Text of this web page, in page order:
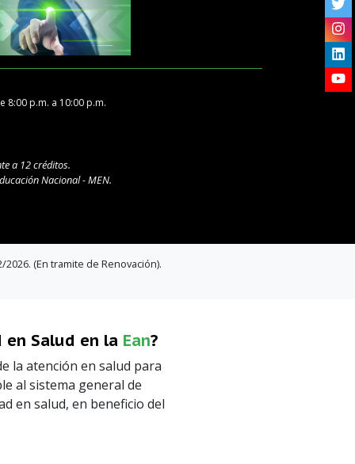
8:00 p.m. a 10:00 p.m.
a 12 créditos.
Nacional - MEN.
(En tramite de Renovación).
Salud en la Ean?
la atención en salud para
al sistema general de
en salud, en beneficio del